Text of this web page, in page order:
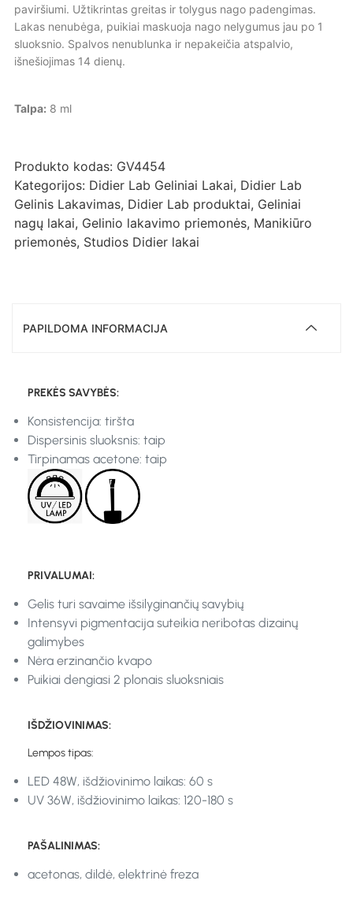
paviršiumi. Užtikrintas greitas ir tolygus nago padengimas.
Lakas nenubėga, puikiai maskuoja nago nelygumus jau po 1
sluoksnio. Spalvos nenublunka ir nepakeičia atspalvio,
išnešiojimas 14 dienų.
Talpa: 8 ml
Produkto kodas: GV4454
Kategorijos: Didier Lab Geliniai Lakai, Didier Lab
Gelinis Lakavimas, Didier Lab produktai, Geliniai
nagų lakai, Gelinio lakavimo priemonės, Manikiūro
priemonės, Studios Didier lakai
PAPILDOMA INFORMACIJA
PREKĖS SAVYBĖS:
Konsistencija: tiršta
Dispersinis sluoksnis: taip
Tirpinamas acetone: taip
PRIVALUMAI:
Gelis turi savaime išsilyginančių savybių
Intensyvi pigmentacija suteikia neribotas dizainų
galimybes
Nėra erzinančio kvapo
Puikiai dengiasi 2 plonais sluoksniais
IŠDŽIOVINIMAS:
Lempos tipas:
LED 48W, išdžiovinimo laikas: 60 s
UV 36W, išdžiovinimo laikas: 120-180 s
PAŠALINIMAS:
acetonas, dildė, elektrinė freza